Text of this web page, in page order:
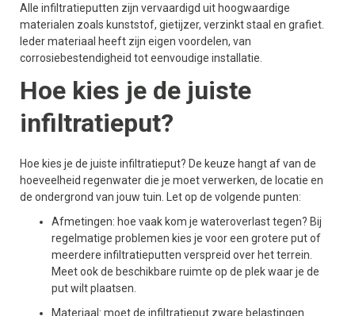
Alle infiltratieputten zijn vervaardigd uit hoogwaardige
materialen zoals kunststof, gietijzer, verzinkt staal en grafiet.
Ieder materiaal heeft zijn eigen voordelen, van
corrosiebestendigheid tot eenvoudige installatie.
Hoe kies je de juiste
infiltratieput?
Hoe kies je de juiste infiltratieput? De keuze hangt af van de
hoeveelheid regenwater die je moet verwerken, de locatie en
de ondergrond van jouw tuin. Let op de volgende punten:
Afmetingen: hoe vaak kom je wateroverlast tegen? Bij
regelmatige problemen kies je voor een grotere put of
meerdere infiltratieputten verspreid over het terrein.
Meet ook de beschikbare ruimte op de plek waar je de
put wilt plaatsen.
Materiaal: moet de infiltratieput zware belastingen